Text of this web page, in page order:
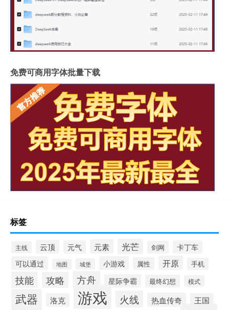
免费可商用字体批量下载
标签
主线 云顶 元气 元素 光芒 剑网 卡丁车
可以通过 地图 城堡 小游戏 属性 开原 手机
技能 攻略 方舟 星际争霸 最终幻想 模式
武器 洛克 游戏 火线 热血传奇 王国